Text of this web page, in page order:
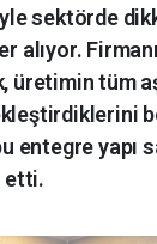
sektörde
alıyor.
üretimin tüm
entegre yapı
etti.